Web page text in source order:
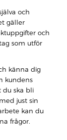
och
gäller
och
som utför
känna dig
kundens
du ska bli
just sin
kan du
frågor.